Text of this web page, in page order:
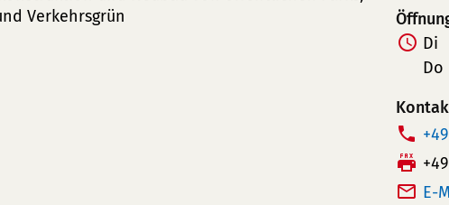
Verkehrsgrün
Di
Z
a
t
z
i
Do
T
e
l
F
a
E-